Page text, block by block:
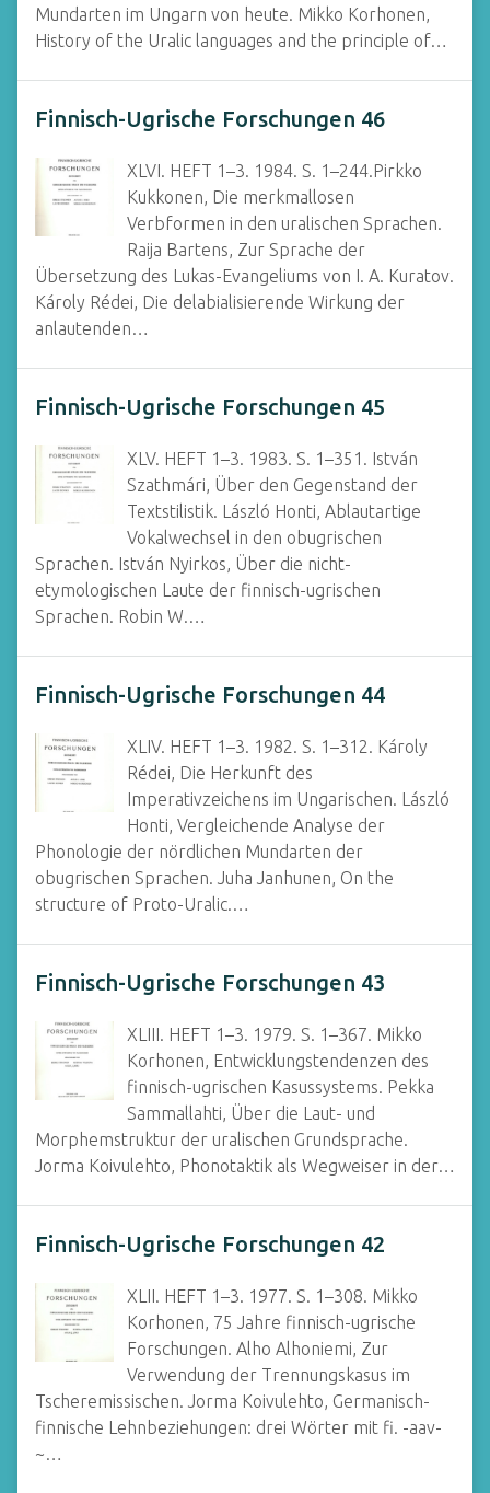
Mundarten im Ungarn von heute. Mikko Korhonen,
History of the Uralic languages and the principle of…
Finnisch-Ugrische Forschungen 46
XLVI. HEFT 1–3. 1984. S. 1–244.Pirkko
Kukkonen, Die merkmallosen
Verbformen in den uralischen Sprachen.
Raija Bartens, Zur Sprache der
Übersetzung des Lukas-Evangeliums von I. A. Kuratov.
Károly Rédei, Die delabialisierende Wirkung der
anlautenden…
Finnisch-Ugrische Forschungen 45
XLV. HEFT 1–3. 1983. S. 1–351. István
Szathmári, Über den Gegenstand der
Textstilistik. László Honti, Ablautartige
Vokalwechsel in den obugrischen
Sprachen. István Nyirkos, Über die nicht-
etymologischen Laute der finnisch-ugrischen
Sprachen. Robin W.…
Finnisch-Ugrische Forschungen 44
XLIV. HEFT 1–3. 1982. S. 1–312. Károly
Rédei, Die Herkunft des
Imperativzeichens im Ungarischen. László
Honti, Vergleichende Analyse der
Phonologie der nördlichen Mundarten der
obugrischen Sprachen. Juha Janhunen, On the
structure of Proto-Uralic.…
Finnisch-Ugrische Forschungen 43
XLIII. HEFT 1–3. 1979. S. 1–367. Mikko
Korhonen, Entwicklungstendenzen des
finnisch-ugrischen Kasussystems. Pekka
Sammallahti, Über die Laut- und
Morphemstruktur der uralischen Grundsprache.
Jorma Koivulehto, Phonotaktik als Wegweiser in der…
Finnisch-Ugrische Forschungen 42
XLII. HEFT 1–3. 1977. S. 1–308. Mikko
Korhonen, 75 Jahre finnisch-ugrische
Forschungen. Alho Alhoniemi, Zur
Verwendung der Trennungskasus im
Tscheremissischen. Jorma Koivulehto, Germanisch-
finnische Lehnbeziehungen: drei Wörter mit fi. -aav-
~…